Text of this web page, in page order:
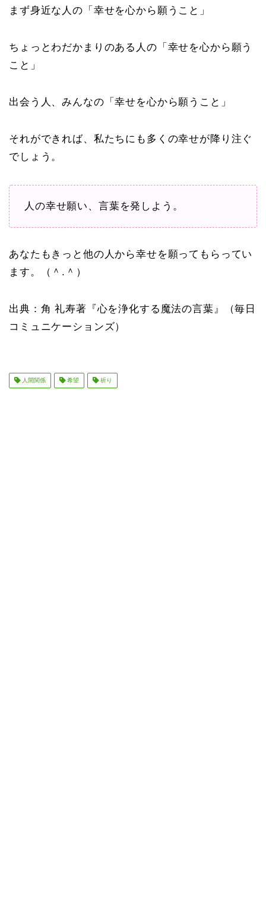
まず身近な人の「幸せを心から願うこと」
ちょっとわだかまりのある人の「幸せを心から願う
こと」
出会う人、みんなの「幸せを心から願うこと」
それができれば、私たちにも多くの幸せが降り注ぐ
でしょう。
人の幸せ願い、言葉を発しよう。
あなたもきっと他の人から幸せを願ってもらってい
ます。（＾.＾）
出典：角 礼寿著『心を浄化する魔法の言葉』（毎日
コミュニケーションズ）
人間関係 希望 祈り